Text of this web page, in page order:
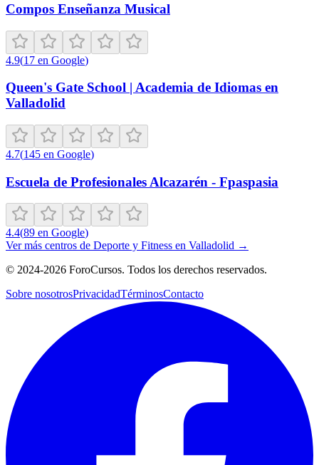
Compos Enseñanza Musical
4.9(17 en Google)
Queen's Gate School | Academia de Idiomas en
Valladolid
4.7(145 en Google)
Escuela de Profesionales Alcazarén - Fpaspasia
4.4(89 en Google)
Ver más centros de Deporte y Fitness en Valladolid →
© 2024-2026 ForoCursos. Todos los derechos reservados.
Sobre nosotrosPrivacidadTérminosContacto